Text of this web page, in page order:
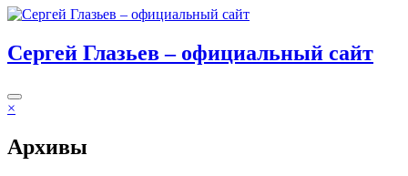
Сергей Глазьев – официальный сайт
×
Архивы